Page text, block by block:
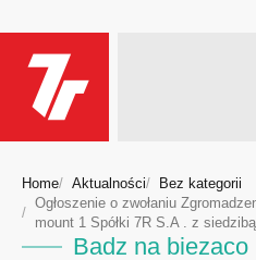
Home Aktualności
Bez kategorii
Ogłoszenie o zwołaniu
mount 1 Spółki 7R S.A . z
Badz na biezaco